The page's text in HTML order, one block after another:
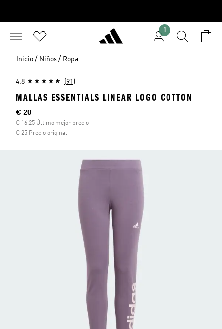
1
Inicio / Niños / Ropa
4.8 (91)
MALLAS ESSENTIALS LINEAR LOGO COTTON
Precio actual
€ 20
€ 16,25 Último mejor precio
€ 25 Precio original